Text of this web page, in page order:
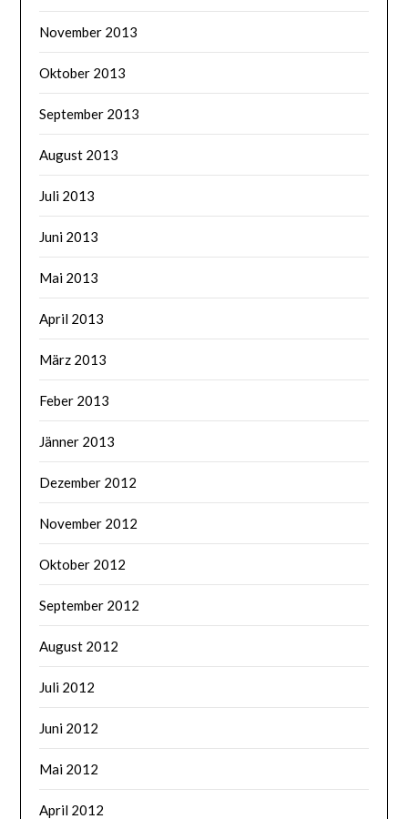
November 2013
Oktober 2013
September 2013
August 2013
Juli 2013
Juni 2013
Mai 2013
April 2013
März 2013
Feber 2013
Jänner 2013
Dezember 2012
November 2012
Oktober 2012
September 2012
August 2012
Juli 2012
Juni 2012
Mai 2012
April 2012